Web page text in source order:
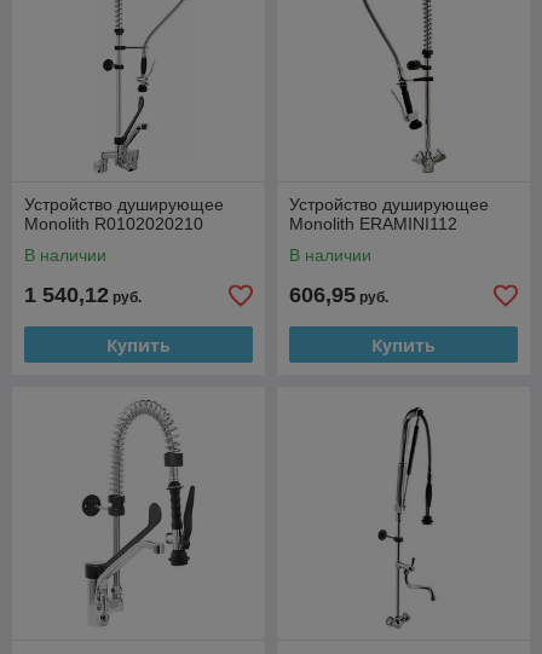
Устройство душирующее
Monolith R0102020210
В наличии
1 540,12 руб.
Купить
Устройство душирующее
Monolith ERAMINI112
В наличии
606,95 руб.
Купить